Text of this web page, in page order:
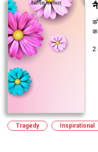
2
Tragedy Inspirational